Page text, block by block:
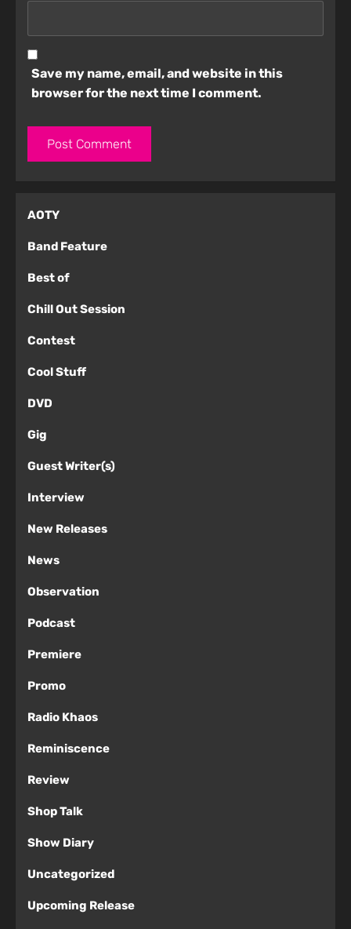
Save my name, email, and website in this
browser for the next time I comment.
AOTY
Band Feature
Best of
Chill Out Session
Contest
Cool Stuff
DVD
Gig
Guest Writer(s)
Interview
New Releases
News
Observation
Podcast
Premiere
Promo
Radio Khaos
Reminiscence
Review
Shop Talk
Show Diary
Uncategorized
Upcoming Release